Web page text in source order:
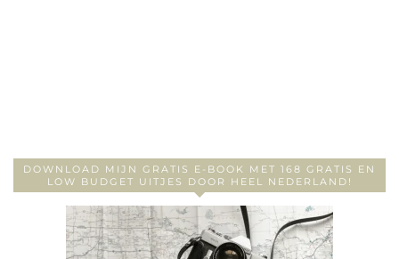
DOWNLOAD MIJN GRATIS E-BOOK MET 168 GRATIS EN
LOW BUDGET UITJES DOOR HEEL NEDERLAND!